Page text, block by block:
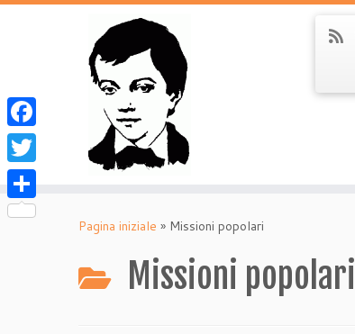
Passa
al
Pagina iniziale » Missioni popolari
Missioni popolari
Facebook
Twitter
Condividi